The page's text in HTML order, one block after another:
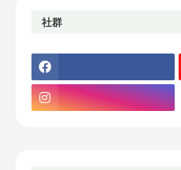
社群